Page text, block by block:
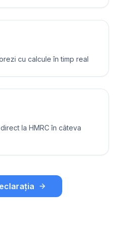
cu calcule în timp real
la HMRC în câteva